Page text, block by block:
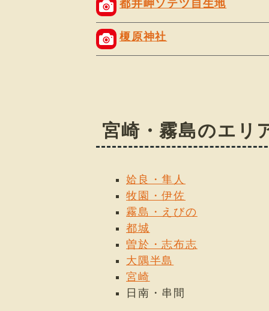
都井岬ソテツ自生地
榎原神社
宮崎・霧島のエリ
姶良・隼人
牧園・伊佐
霧島・えびの
都城
曽於・志布志
大隅半島
宮崎
日南・串間